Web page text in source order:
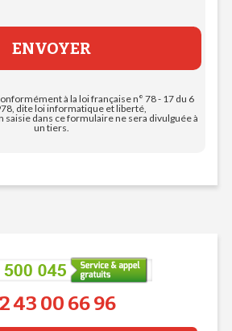
43 00 66 96
à la loi française n° 78 - 17 du 6
dite loi informatique et liberté,
dans ce formulaire ne sera divulguée à
un tiers.